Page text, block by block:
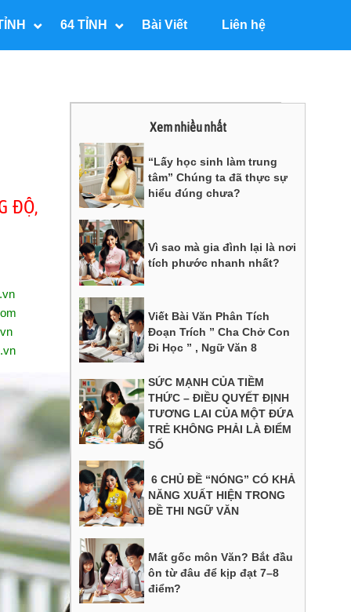
64 TỈNH Bài Viết Liên hệ
ĐỘ,
Xem nhiều nhất
“Lấy học sinh làm trung
tâm” Chúng ta đã thực sự
hiểu đúng chưa?
Vì sao mà gia đình lại là nơi
tích phước nhanh nhất?
Viết Bài Văn Phân Tích
Đoạn Trích ” Cha Chở Con
Đi Học ” , Ngữ Văn 8
SỨC MẠNH CỦA TIỀM
THỨC – ĐIỀU QUYẾT ĐỊNH
TƯƠNG LAI CỦA MỘT ĐỨA
TRẺ KHÔNG PHẢI LÀ ĐIỂM
SỐ
6 CHỦ ĐỀ “NÓNG” CÓ KHẢ
NĂNG XUẤT HIỆN TRONG
ĐỀ THI NGỮ VĂN
Mất gốc môn Văn? Bắt đầu
ôn từ đâu để kịp đạt 7–8
điểm?